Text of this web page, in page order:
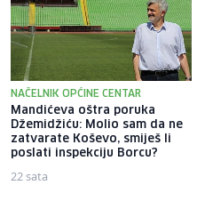
NAČELNIK OPĆINE CENTAR
Mandićeva oštra poruka
Džemidžiću: Molio sam da ne
zatvarate Koševo, smiješ li
poslati inspekciju Borcu?
22 sata